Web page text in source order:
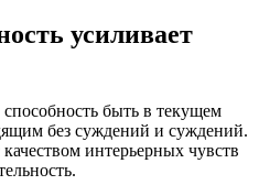
усиливает
быть в текущем
без суждений и суждений.
интерьерных чувств